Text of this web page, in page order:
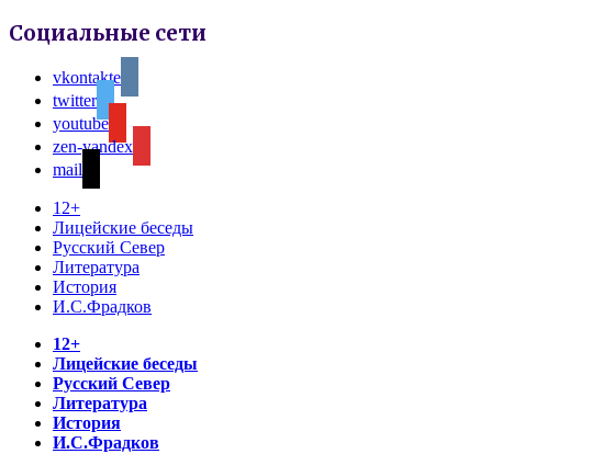
Социальные сети
vkontakte
twitter
youtube
zen-yandex
mail
12+
Лицейские беседы
Русский Север
Литература
История
И.С.Фрадков
12+
Лицейские беседы
Русский Север
Литература
История
И.С.Фрадков